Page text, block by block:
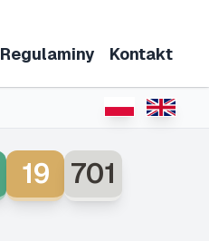
Regulaminy Kontakt
19 701